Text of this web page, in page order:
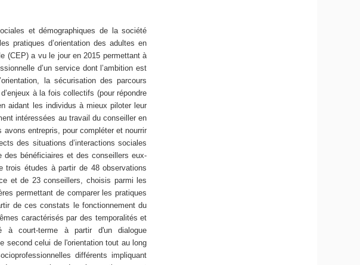
et démographiques de la société
pratiques d’orientation des adultes en
(CEP) a vu le jour en 2015 permettant à
d’un service dont l’ambition est
la sécurisation des parcours
à la fois collectifs (pour répondre
aidant les individus à mieux piloter leur
intéressées au travail du conseiller en
entrepris, pour compléter et nourrir
des situations d’interactions sociales
bénéficiaires et des conseillers eux-
trois études à partir de 48 observations
et de 23 conseillers, choisis parmi les
permettant de comparer les pratiques
de ces constats le fonctionnement du
caractérisés par des temporalités et
à court-terme à partir d'undialogue
second celui de l'orientation tout au long
différents impliquant